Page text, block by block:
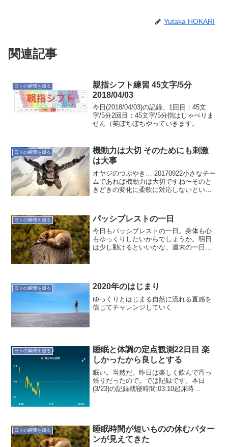
Yutaka HOKARI
関連記事
日々の瞬間を綴る
親指シフト練習 45文字/5分
2018/04/03
今日(2018/04/03)の記録。1回目：45文
字/5分2回目：45文字/5分指はしゃべりま
せん（笑ぼちぼちやっていきます。
日々の瞬間を綴る
機動力は大切 そのためにも刺激
は大事
オヤジのつぶやき… 20170922小さなチー
ムであれば機動力は大切ですね〜そのと
きどきの変化に柔軟に対応しないといけ
ムにいるなら、外に出て普段と違う感覚
に触れないと感...
日々の瞬間を綴る パッシブレストの一日
今日もパッシブレストの一日。身体も心
もゆっくりしたいからでしょうか。明日
は少し動けるといいかな。週末の一日は
日々の瞬間を綴る 2020年のはじまり
ゆっくりとはじまる自然に流れる直感を
信じてチャレンジしていく
日々の瞬間を綴る
睡眠と体調の定点観測22日目 楽
しかったから良しとする
眠い。当然だ。昨日は楽しく飲んで宵っ
張りだったので。では記録です。本日
(3/23)の記録就寝時間:03:10起床時
日々の瞬間を綴る
睡眠時間が短いものの休むパター
ンが見えてきた